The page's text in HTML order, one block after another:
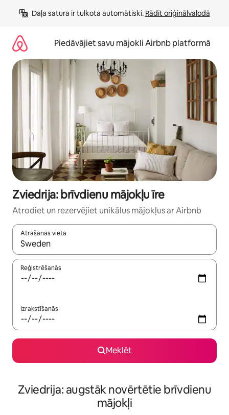
saturu
Daļa satura ir tulkota automātiski. Rādīt oriģinālvalodā
Piedāvājiet savu mājokli Airbnb platformā
Zviedrija: brīvdienu mājokļu īre
Atrodiet un rezervējiet unikālus mājokļus ar Airbnb
Atrašanās vieta
Kad rezultāti kļūs pieejami, izmantojiet bultiņu uz augšu un
Reģistrēšanās
Izrakstīšanās
Meklēt
Zviedrija: augstāk novērtētie brīvdienu
mājokļi